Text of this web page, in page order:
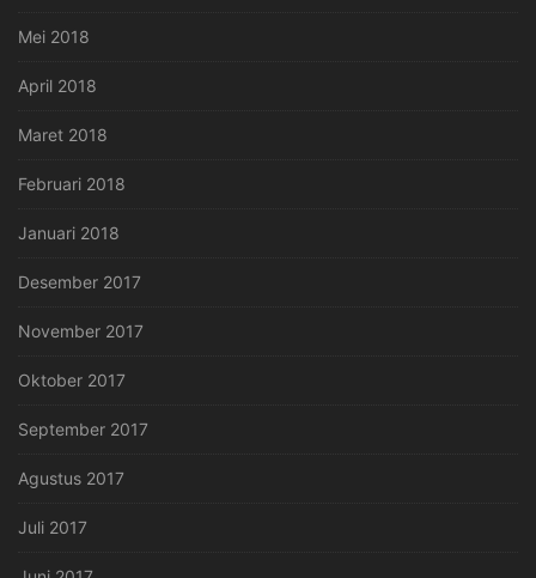
Mei 2018
April 2018
Maret 2018
Februari 2018
Januari 2018
Desember 2017
November 2017
Oktober 2017
September 2017
Agustus 2017
Juli 2017